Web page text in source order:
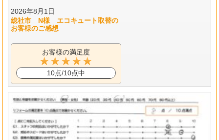
2026年8月1日
総社市 N様 エコキュート取替の
お客様のご感想
お客様の満足度
10点/10点中